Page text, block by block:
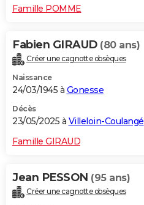
Famille POMME
Fabien GIRAUD (80 ans)
Créer une cagnotte obsèques
Naissance
24/03/1945 à Gonesse
Décès
23/05/2025 à Villeloin-Coulangé
Famille GIRAUD
Jean PESSON (95 ans)
Créer une cagnotte obsèques